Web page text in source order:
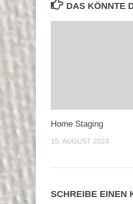
DAS KÖNNTE
Home Staging
15. AUGUST 2024
SCHREIBE EINEN